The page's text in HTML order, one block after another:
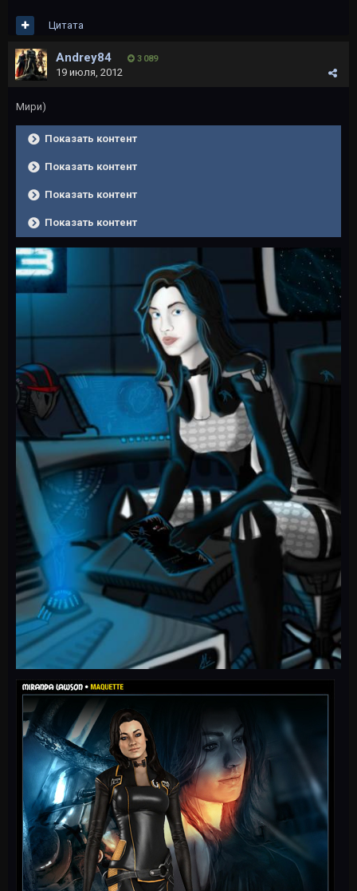
Цитата
Andrey84 3 089
19 июля, 2012
Мири)
Показать контент
Показать контент
Показать контент
Показать контент